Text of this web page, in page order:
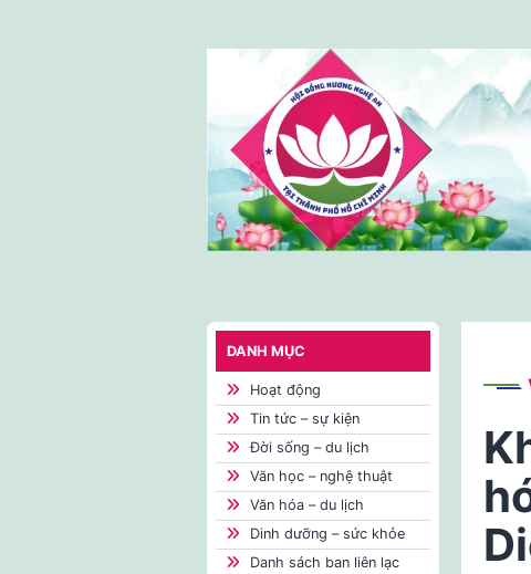
DANH MỤC
Hoạt động
Tin tức – sự kiện
Đời sống – du lịch
Văn học – nghệ thuật
Văn hóa – du lịch
Dinh dưỡng – sức khỏe
Danh sách ban liên lạc